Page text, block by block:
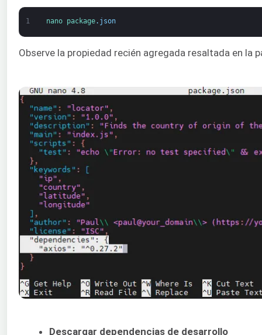
1 nano package. json
Observe la propiedad recién agregada resaltada en la
Descargar dependencias de desarrollo